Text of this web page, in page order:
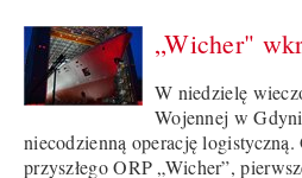
„Wicher"
W niedzielę
Wojennej w
niecodzienną operację logistyczną.
przyszłego ORP „Wicher”,